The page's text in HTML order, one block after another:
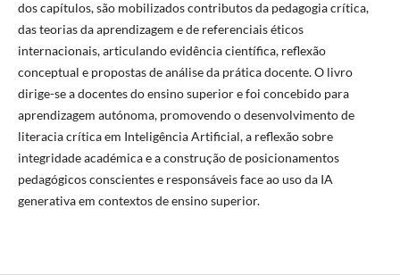
dos capítulos, são mobilizados contributos da pedagogia crítica,
das teorias da aprendizagem e de referenciais éticos
internacionais, articulando evidência científica, reflexão
conceptual e propostas de análise da prática docente. O livro
dirige-se a docentes do ensino superior e foi concebido para
aprendizagem autónoma, promovendo o desenvolvimento de
literacia crítica em Inteligência Artificial, a reflexão sobre
integridade académica e a construção de posicionamentos
pedagógicos conscientes e responsáveis face ao uso da IA
generativa em contextos de ensino superior.